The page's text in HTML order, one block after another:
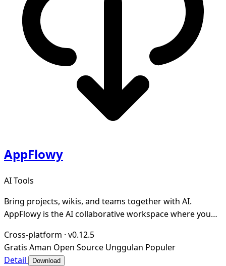
AppFlowy
AI Tools
Bring projects, wikis, and teams together with AI.
AppFlowy is the AI collaborative workspace where you
Cross-platform · v0.12.5
Gratis Aman Open Source Unggulan Populer
Detail
Download